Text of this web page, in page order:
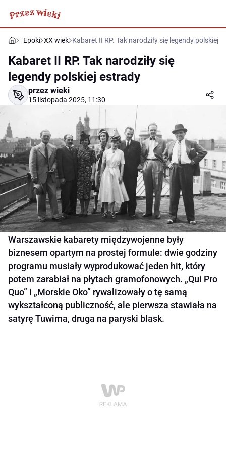
Epoki XX wiek Kabaret II RP. Tak narodziły się legendy polskiej
Kabaret II RP. Tak narodziły się
legendy polskiej estrady
przez wieki
15 listopada 2025, 11:30
Warszawskie kabarety międzywojenne były
biznesem opartym na prostej formule: dwie godziny
programu musiały wyprodukować jeden hit, który
potem zarabiał na płytach gramofonowych. „Qui Pro
Quo” i „Morskie Oko” rywalizowały o tę samą
wykształconą publiczność, ale pierwsza stawiała na
satyrę Tuwima, druga na paryski blask.